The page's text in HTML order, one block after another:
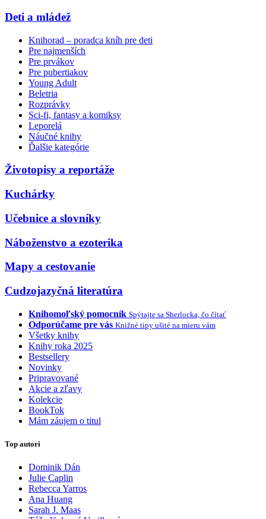
Deti a mládež
Knihorad – poradca kníh pre deti
Pre najmenších
Pre prvákov
Pre pubertiakov
Young Adult
Beletria
Rozprávky
Sci-fi, fantasy a komiksy
Leporelá
Náučné knihy
Ďalšie kategórie
Životopisy a reportáže
Kuchárky
Učebnice a slovníky
Náboženstvo a ezoterika
Mapy a cestovanie
Cudzojazyčná literatúra
Knihomoľský pomocník Spýtajte sa Sherlocka, čo čítať
Odporúčame pre vás Knižné tipy ušité na mieru vám
Všetky knihy
Knihy roka 2025
Bestsellery
Novinky
Pripravované
Akcie a zľavy
Kolekcie
BookTok
Mám záujem o titul
Top autori
Dominik Dán
Julie Caplin
Rebecca Yarros
Ana Huang
Sarah J. Maas